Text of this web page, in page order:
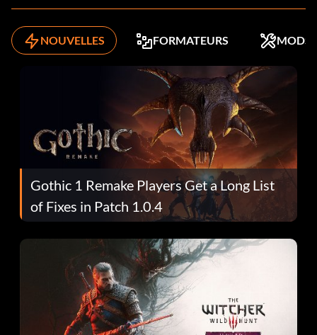
NOUVELLES FORMATEURS MODS
Gothic 1 Remake Players Get a Long List
of Fixes in Patch 1.0.4